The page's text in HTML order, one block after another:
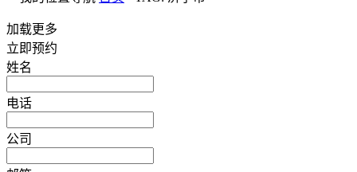
加载更多
立即预约
姓名
电话
公司